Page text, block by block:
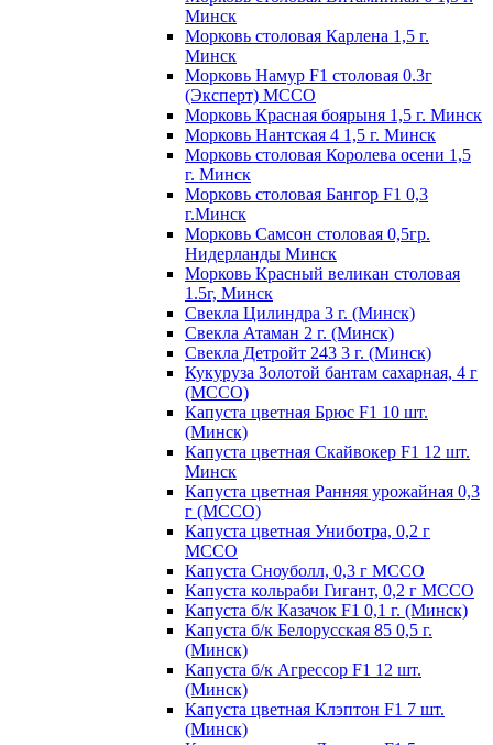
Минск
Морковь столовая Карлена 1,5 г.
Минск
Морковь Намур F1 столовая 0.3г
(Эксперт) МССО
Морковь Красная боярыня 1,5 г. Минск
Морковь Нантская 4 1,5 г. Минск
Морковь столовая Королева осени 1,5
г. Минск
Морковь столовая Бангор F1 0,3
г.Минск
Морковь Самсон столовая 0,5гр.
Нидерланды Минск
Морковь Красный великан столовая
1.5г, Минск
Свекла Цилиндра 3 г. (Минск)
Свекла Атаман 2 г. (Минск)
Свекла Детройт 243 3 г. (Минск)
Кукуруза Золотой бантам сахарная, 4 г
(МССО)
Капуста цветная Брюс F1 10 шт.
(Минск)
Капуста цветная Скайвокер F1 12 шт.
Минск
Капуста цветная Ранняя урожайная 0,3
г (МССО)
Капуста цветная Униботра, 0,2 г
МССО
Капуста Сноуболл, 0,3 г МССО
Капуста кольраби Гигант, 0,2 г МССО
Капуста б/к Казачок F1 0,1 г. (Минск)
Капуста б/к Белорусская 85 0,5 г.
(Минск)
Капуста б/к Агрессор F1 12 шт.
(Минск)
Капуста цветная Клэптон F1 7 шт.
(Минск)